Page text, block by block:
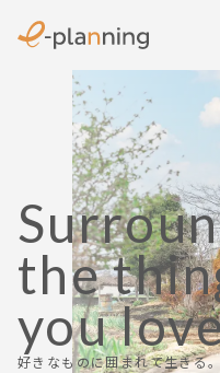
the
you
好きなものに囲まれて生きる。